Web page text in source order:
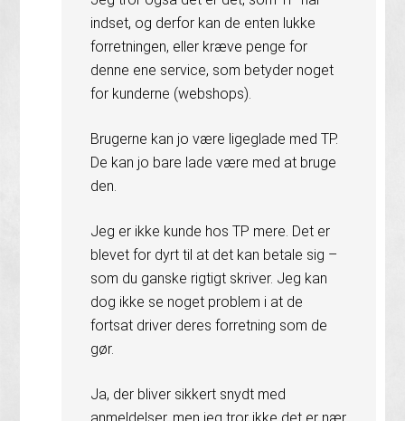
indset, og derfor kan de enten lukke
forretningen, eller kræve penge for
denne ene service, som betyder noget
for kunderne (webshops).
Brugerne kan jo være ligeglade med TP.
De kan jo bare lade være med at bruge
den.
Jeg er ikke kunde hos TP mere. Det er
blevet for dyrt til at det kan betale sig –
som du ganske rigtigt skriver. Jeg kan
dog ikke se noget problem i at de
fortsat driver deres forretning som de
gør.
Ja, der bliver sikkert snydt med